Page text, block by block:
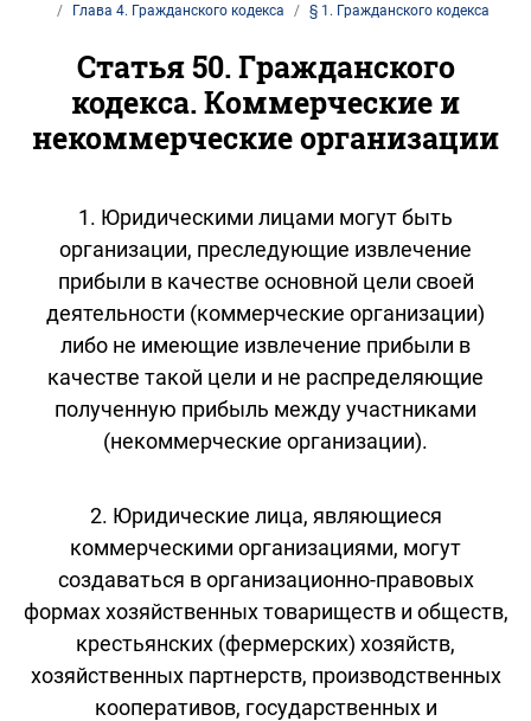
Глава 4. Гражданского кодекса
§ 1. Гражданского кодекса
Статья 50. Гражданского
кодекса. Коммерческие и
некоммерческие организации
1. Юридическими лицами могут быть
организации, преследующие извлечение
прибыли в качестве основной цели своей
деятельности (коммерческие организации)
либо не имеющие извлечение прибыли в
качестве такой цели и не распределяющие
полученную прибыль между участниками
(некоммерческие организации).
2. Юридические лица, являющиеся
коммерческими организациями, могут
создаваться в организационно-правовых
формах хозяйственных товариществ и обществ,
крестьянских (фермерских) хозяйств,
хозяйственных партнерств, производственных
кооперативов, государственных и